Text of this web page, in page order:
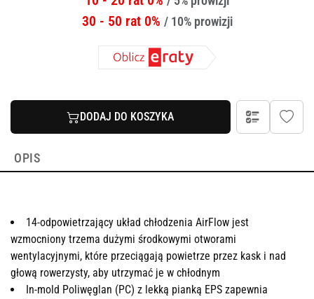
30 - 50 rat 0% / 10% prowizji
DODAJ DO KOSZYKA
OPIS
14-odpowietrzający układ chłodzenia AirFlow jest
wzmocniony trzema dużymi środkowymi otworami
wentylacyjnymi, które przeciągają powietrze przez kask i nad
głową rowerzysty, aby utrzymać je w chłodnym
In-mold Poliwęglan (PC) z lekką pianką EPS zapewnia